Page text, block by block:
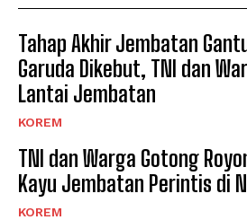
Tahap Akhir Jembatan
Garuda Dikebut, TNI dan
Lantai Jembatan
KOREM
TNI dan Warga Gotong
Kayu Jembatan Perintis di
KOREM